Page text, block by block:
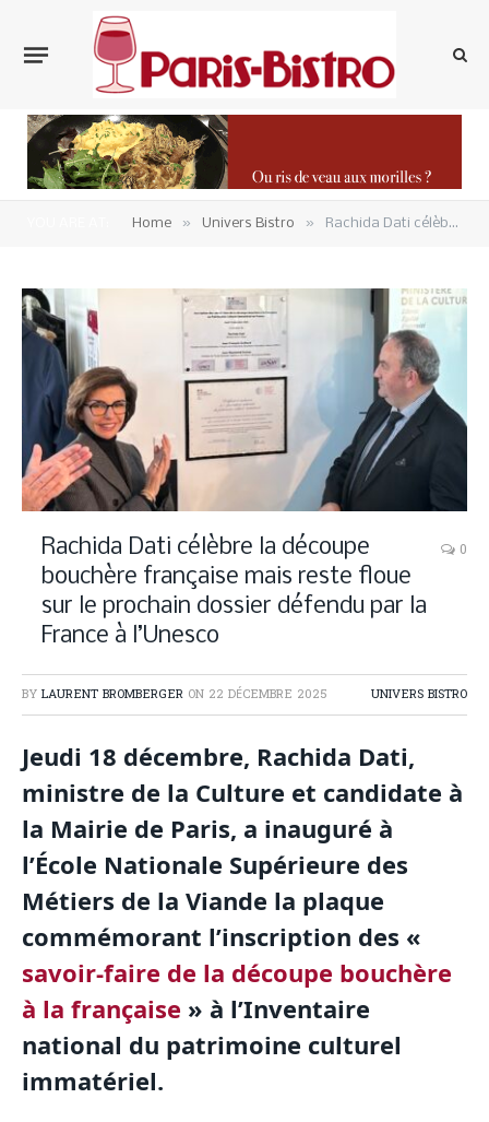
Home » Univers Bistro » Rachida Dati célèbre la découpe bouchère française mais reste floue sur le prochain dossier défendu par la France à l’Unesco
Rachida Dati célèbre la découpe
bouchère française mais reste floue
sur le prochain dossier défendu par la
France à l’Unesco
0
BY LAURENT BROMBERGER ON 22 DÉCEMBRE 2025 UNIVERS BISTRO
Jeudi 18 décembre, Rachida Dati,
ministre de la Culture et candidate à
la Mairie de Paris, a inauguré à
l’École Nationale Supérieure des
Métiers de la Viande la plaque
commémorant l’inscription des «
savoir-faire de la découpe bouchère
à la française » à l’Inventaire
national du patrimoine culturel
immatériel.